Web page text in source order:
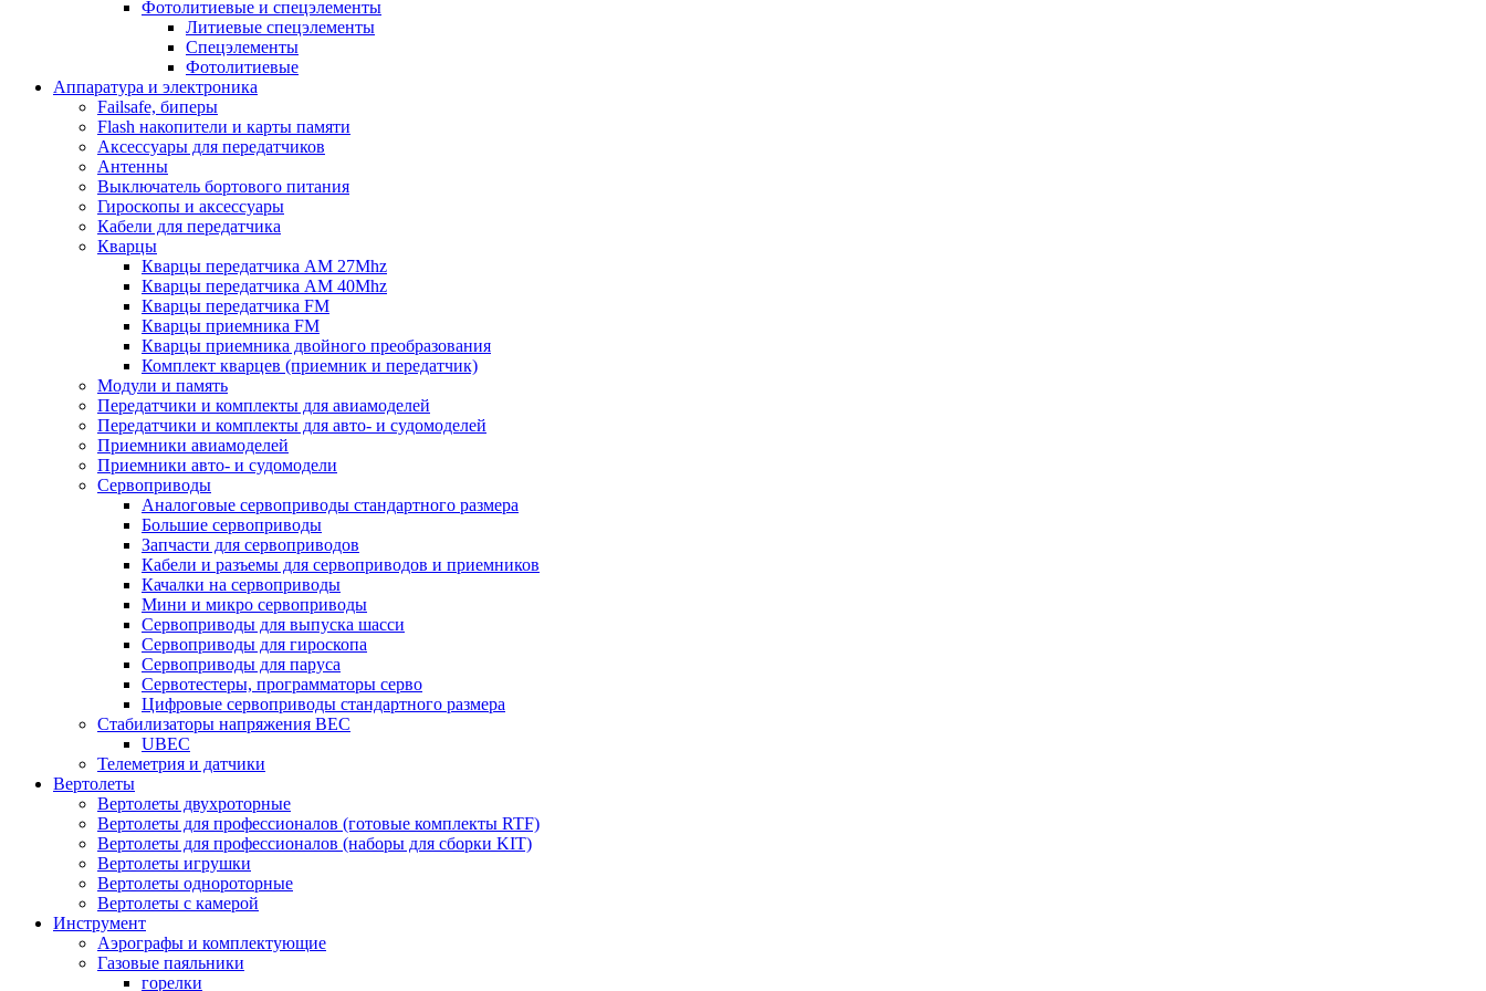
Фотолитиевые и спецэлементы
Литиевые спецэлементы
Спецэлементы
Фотолитиевые
Аппаратура и электроника
Failsafe, биперы
Flash накопители и карты памяти
Аксессуары для передатчиков
Антенны
Выключатель бортового питания
Гироскопы и аксессуары
Кабели для передатчика
Кварцы
Кварцы передатчика AM 27Mhz
Кварцы передатчика AM 40Mhz
Кварцы передатчика FM
Кварцы приемника FM
Кварцы приемника двойного преобразования
Комплект кварцев (приемник и передатчик)
Модули и память
Передатчики и комплекты для авиамоделей
Передатчики и комплекты для авто- и судомоделей
Приемники авиамоделей
Приемники авто- и судомодели
Сервоприводы
Аналоговые сервоприводы стандартного размера
Большие сервоприводы
Запчасти для сервоприводов
Кабели и разъемы для сервоприводов и приемников
Качалки на сервоприводы
Мини и микро сервоприводы
Сервоприводы для выпуска шасси
Сервоприводы для гироскопа
Сервоприводы для паруса
Сервотестеры, программаторы серво
Цифровые сервоприводы стандартного размера
Стабилизаторы напряжения BEC
UBEC
Телеметрия и датчики
Вертолеты
Вертолеты двухроторные
Вертолеты для профессионалов (готовые комплекты RTF)
Вертолеты для профессионалов (наборы для сборки KIT)
Вертолеты игрушки
Вертолеты однороторные
Вертолеты с камерой
Инструмент
Аэрографы и комплектующие
Газовые паяльники
горелки